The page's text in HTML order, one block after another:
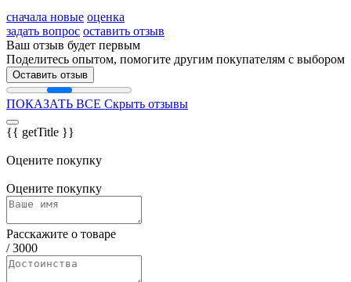
сначала новые оценка
задать вопрос оставить отзыв
Ваш отзыв будет первым
Поделитесь опытом, помогите другим покупателям с выбором
Оставить отзыв
ПОКАЗАТЬ ВСЕ Скрыть отзывы
{{ getTitle }}
Оцените покупку
Оцените покупку
Расскажите о товаре
/3000